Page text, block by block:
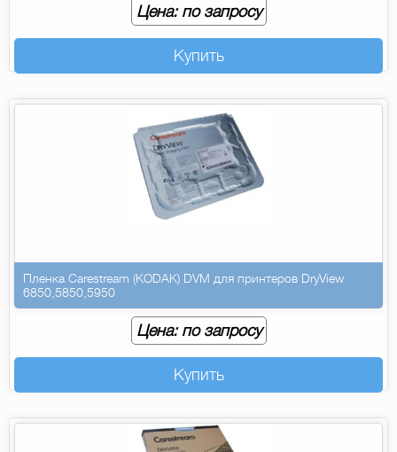
Цена: по запросу
Купить
Пленка Carestream (KODAK) DVM для принтеров DryView
6850,5850,5950
Цена: по запросу
Купить